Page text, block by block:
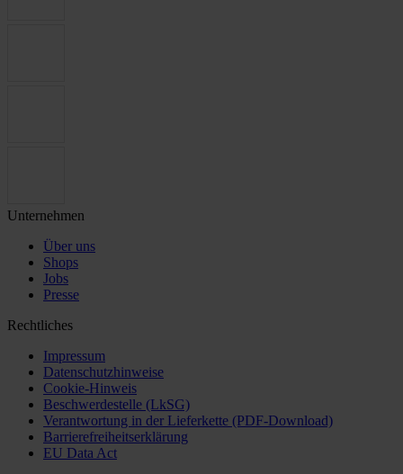
Unternehmen
Über uns
Shops
Jobs
Presse
Rechtliches
Impressum
Datenschutzhinweise
Cookie-Hinweis
Beschwerdestelle (LkSG)
Verantwortung in der Lieferkette (PDF-Download)
Barrierefreiheitserklärung
EU Data Act